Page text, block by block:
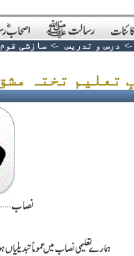
-> درس و تدریس -> سازشی قوم